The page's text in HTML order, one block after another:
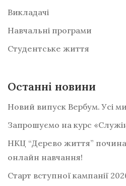
Викладачі
Навчальні програми
Студентське життя
Останні новини
Новий випуск Вербум. Усі
Запрошуємо на курс
НКЦ “Дерево життя”
онлайн навчання!
Старт вступної кампанії